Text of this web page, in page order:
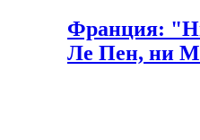
Франция:
Ле Пен, ни